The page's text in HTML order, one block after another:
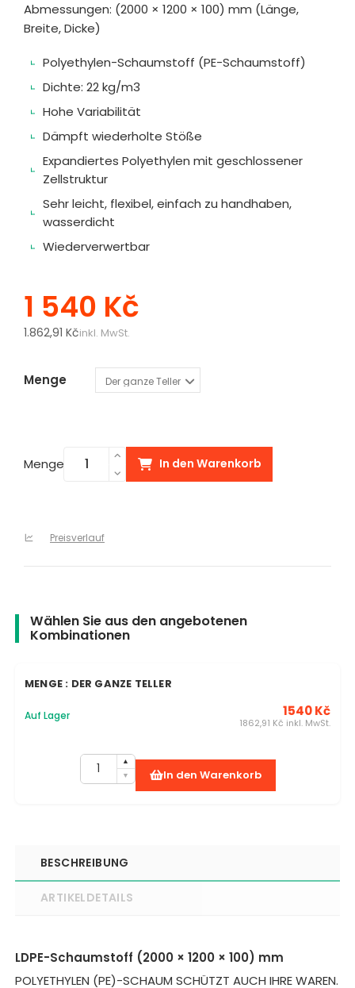
Abmessungen: (2000 × 1200 × 100) mm (Länge,
Breite, Dicke)
Polyethylen-Schaumstoff (PE-Schaumstoff)
Dichte: 22 kg/m3
Hohe Variabilität
Dämpft wiederholte Stöße
Expandiertes Polyethylen mit geschlossener
Zellstruktur
Sehr leicht, flexibel, einfach zu handhaben,
wasserdicht
Wiederverwertbar
Menge
1 540 Kč
1.862,91 Kčinkl. MwSt.
Menge In den Warenkorb
Preisverlauf
Wählen Sie aus den angebotenen
Kombinationen
MENGE : DER GANZE TELLER
Auf Lager 1540 Kč
1862,91 Kč inkl. MwSt.
In den Warenkorb
BESCHREIBUNG
ARTIKELDETAILS
LDPE-Schaumstoff (2000 × 1200 × 100) mm
POLYETHYLEN (PE)-SCHAUM SCHÜTZT AUCH IHRE WAREN.